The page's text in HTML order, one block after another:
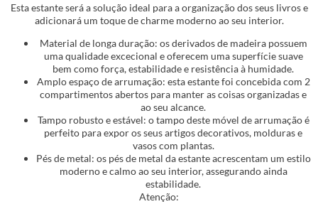
Esta estante será a solução ideal para a organização dos seus livros e
adicionará um toque de charme moderno ao seu interior.
Material de longa duração: os derivados de madeira possuem
uma qualidade excecional e oferecem uma superfície suave
bem como força, estabilidade e resistência à humidade.
Amplo espaço de arrumação: esta estante foi concebida com 2
compartimentos abertos para manter as coisas organizadas e
ao seu alcance.
Tampo robusto e estável: o tampo deste móvel de arrumação é
perfeito para expor os seus artigos decorativos, molduras e
vasos com plantas.
Pés de metal: os pés de metal da estante acrescentam um estilo
moderno e calmo ao seu interior, assegurando ainda
estabilidade.
Atenção: